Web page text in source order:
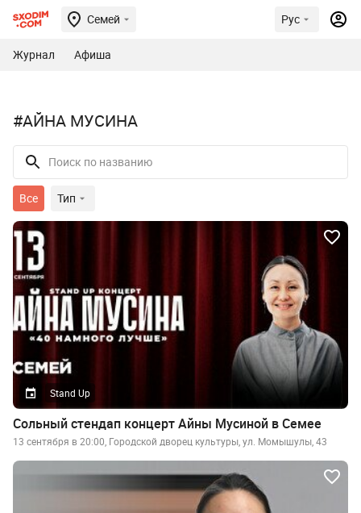
Семей Рус
Журнал Афиша
#АЙНА МУСИНА
Все Тип
Stand Up
Сольный стендап концерт Айны Мусиной в Семее
13 сентября в 20:00, Городской дворец культуры, ул. Момышулы, 43